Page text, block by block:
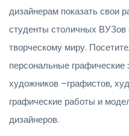
дизайнерам показать свои
студенты столичных ВУЗов
творческому миру.
персональные графические
художников –графистов,
графические работы и
дизайнеров.